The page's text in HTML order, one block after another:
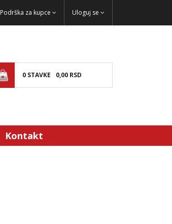
Podrška za kupce Uloguj se
0 STAVKE 0,00 RSD
Kontakt